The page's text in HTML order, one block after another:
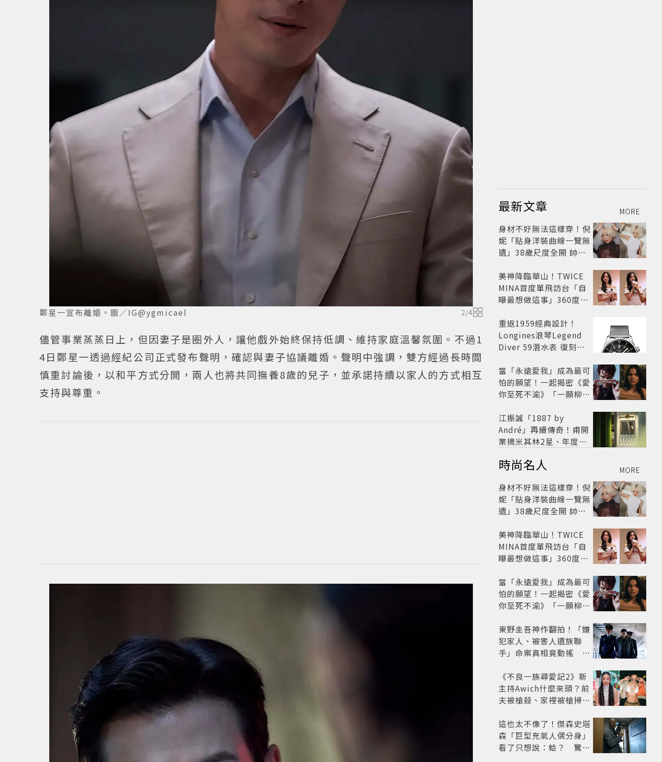
鄭星一宣布離婚。圖／IG@ygmicael 2/4
儘管事業蒸蒸日上，但因妻子是圈外人，讓他戲外始終保持低調、維持家庭溫馨氛圍。不過1
4日鄭星一透過經紀公司正式發布聲明，確認與妻子協議離婚。聲明中強調，雙方經過長時間
慎重討論後，以和平方式分開，兩人也將共同撫養8歲的兒子，並承諾持續以家人的方式相互
支持與尊重。
最新文章 MORE
身材不好無法這樣穿！倪
妮「貼身洋裝曲線一覽無
遺」38歲尺度全開 帥氣
美神降臨華山！TWICE
MINA首度單飛訪台「自
曝最想做這事」360度0
開
重返1959經典設計！
Longines浪琴Legend
Diver 59潛水表 復刻懷
當「永遠愛我」成為最可
怕的願望！一起揭密《愛
你至死不渝》「一願柳」
路
江振誠「1887 by
André」再續傳奇！甫開
業摘米其林2星、年度開
時尚名人 MORE
身材不好無法這樣穿！倪
妮「貼身洋裝曲線一覽無
遺」38歲尺度全開 帥氣
美神降臨華山！TWICE
MINA首度單飛訪台「自
曝最想做這事」360度0
開
當「永遠愛我」成為最可
怕的願望！一起揭密《愛
你至死不渝》「一願柳」
路
東野圭吾神作翻拍！「嫌
犯家人、被害人遺族聯
手」命案真相竟動搖
框架展開
《不良一族尋愛記2》新
主持Awich什麼來頭？前
夫被槍殺、家裡被槍掃射
馬！
這也太不像了！傑森史塔
森「巨型充氣人偶分身」
看了只想說：蛤？ 驚喜